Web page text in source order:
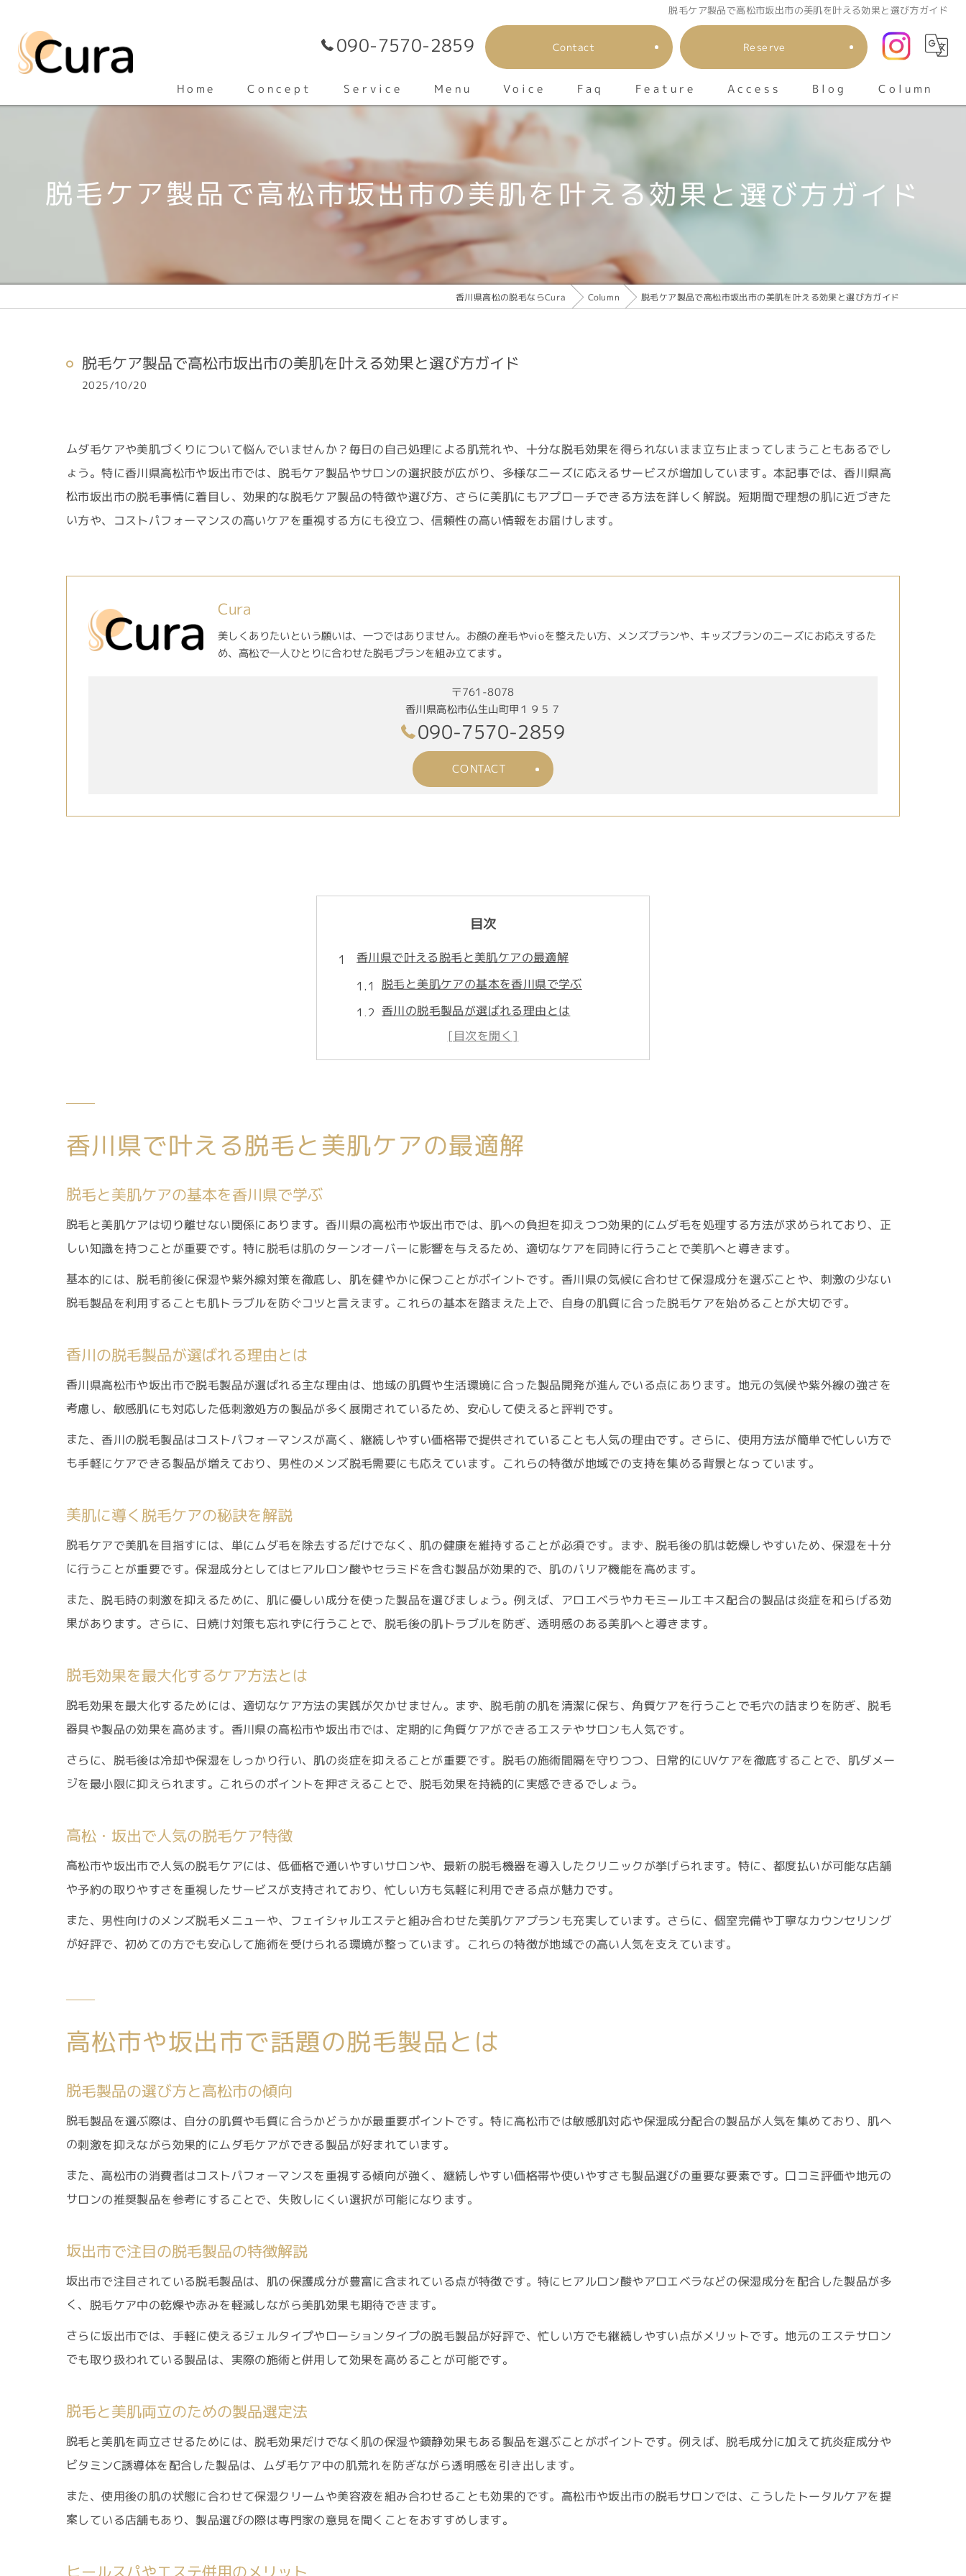
脱毛ケア製品で高松市坂出市の美肌を叶える効果と選び方ガイド
090-7570-2859 Contact Reserve
Home Concept Service Menu Voice Faq Feature
メンズ
エステ
Access Blog Column
脱毛ケア製品で高松市坂出市の美肌を叶える効果と選び方ガイド
香川県高松の脱毛ならCura Column 脱毛ケア製品で高松市坂出市の美肌を叶える効果と選び方ガイド
脱毛ケア製品で高松市坂出市の美肌を叶える効果と選び方ガイド
2025/10/20
ムダ毛ケアや美肌づくりについて悩んでいませんか？毎日の自己処理による肌荒れや、十分な脱毛効果を得られないまま立ち止まってしまうこともあるでし
ょう。特に香川県高松市や坂出市では、脱毛ケア製品やサロンの選択肢が広がり、多様なニーズに応えるサービスが増加しています。本記事では、香川県高
松市坂出市の脱毛事情に着目し、効果的な脱毛ケア製品の特徴や選び方、さらに美肌にもアプローチできる方法を詳しく解説。短期間で理想の肌に近づきた
い方や、コストパフォーマンスの高いケアを重視する方にも役立つ、信頼性の高い情報をお届けします。
Cura
美しくありたいという願いは、一つではありません。お顔の産毛やvioを整えたい方、メンズプランや、キッズプランのニーズにお応えするた
め、高松で一人ひとりに合わせた脱毛プランを組み立てます。
〒761-8078
香川県高松市仏生山町甲１９５７
090-7570-2859
CONTACT
目次
香川県で叶える脱毛と美肌ケアの最適解
脱毛と美肌ケアの基本を香川県で学ぶ
香川の脱毛製品が選ばれる理由とは
美肌に導く脱毛ケアの秘訣を解説
脱毛効果を最大化するケア方法とは
脱毛製品の選び方と高松市の傾向
ヒールスパやエステ併用のメリット
メンズ脱毛製品のおすすめポイント
美肌を目指すなら脱毛ケア製品の選び方が鍵
脱毛ケア製品は美肌への第一歩
坂出エステで得る美肌と脱毛の相乗効果
口コミ重視で選ぶ脱毛ケアのコツ
最新トレンドを取り入れた坂出の脱毛事情
坂出メンズ脱毛トレンドの今を紹介
坂出で話題の脱毛方法と選び方の工夫
脱毛と保湿ケアが注目される理由とは
脱毛ケアで理想の肌に近づく秘訣を公開
脱毛ケアで美肌を叶えるコツを伝授
脱毛ケアと日常のケア両立が大切
脱毛後の保湿が肌質改善の近道に
エステ感覚で楽しむ高松の脱毛体験ガイド
高松エステで感じる脱毛ケアの魅力
予約しやすい脱毛ケアの探し方とは
脱毛体験で得られる美肌効果の実感
香川県で叶える脱毛と美肌ケアの最適解
脱毛と美肌ケアの基本を香川県で学ぶ
脱毛と美肌ケアは切り離せない関係にあります。香川県の高松市や坂出市では、肌への負担を抑えつつ効果的にムダ毛を処理する方法が求められており、正
しい知識を持つことが重要です。特に脱毛は肌のターンオーバーに影響を与えるため、適切なケアを同時に行うことで美肌へと導きます。
基本的には、脱毛前後に保湿や紫外線対策を徹底し、肌を健やかに保つことがポイントです。香川県の気候に合わせて保湿成分を選ぶことや、刺激の少ない
脱毛製品を利用することも肌トラブルを防ぐコツと言えます。これらの基本を踏まえた上で、自身の肌質に合った脱毛ケアを始めることが大切です。
香川の脱毛製品が選ばれる理由とは
香川県高松市や坂出市で脱毛製品が選ばれる主な理由は、地域の肌質や生活環境に合った製品開発が進んでいる点にあります。地元の気候や紫外線の強さを
考慮し、敏感肌にも対応した低刺激処方の製品が多く展開されているため、安心して使えると評判です。
また、香川の脱毛製品はコストパフォーマンスが高く、継続しやすい価格帯で提供されていることも人気の理由です。さらに、使用方法が簡単で忙しい方で
も手軽にケアできる製品が増えており、男性のメンズ脱毛需要にも応えています。これらの特徴が地域での支持を集める背景となっています。
美肌に導く脱毛ケアの秘訣を解説
脱毛ケアで美肌を目指すには、単にムダ毛を除去するだけでなく、肌の健康を維持することが必須です。まず、脱毛後の肌は乾燥しやすいため、保湿を十分
に行うことが重要です。保湿成分としてはヒアルロン酸やセラミドを含む製品が効果的で、肌のバリア機能を高めます。
また、脱毛時の刺激を抑えるために、肌に優しい成分を使った製品を選びましょう。例えば、アロエベラやカモミールエキス配合の製品は炎症を和らげる効
果があります。さらに、日焼け対策も忘れずに行うことで、脱毛後の肌トラブルを防ぎ、透明感のある美肌へと導きます。
脱毛効果を最大化するケア方法とは
脱毛効果を最大化するためには、適切なケア方法の実践が欠かせません。まず、脱毛前の肌を清潔に保ち、角質ケアを行うことで毛穴の詰まりを防ぎ、脱毛
器具や製品の効果を高めます。香川県の高松市や坂出市では、定期的に角質ケアができるエステやサロンも人気です。
さらに、脱毛後は冷却や保湿をしっかり行い、肌の炎症を抑えることが重要です。脱毛の施術間隔を守りつつ、日常的にUVケアを徹底することで、肌ダメー
ジを最小限に抑えられます。これらのポイントを押さえることで、脱毛効果を持続的に実感できるでしょう。
高松・坂出で人気の脱毛ケア特徴
高松市や坂出市で人気の脱毛ケアには、低価格で通いやすいサロンや、最新の脱毛機器を導入したクリニックが挙げられます。特に、都度払いが可能な店舗
や予約の取りやすさを重視したサービスが支持されており、忙しい方も気軽に利用できる点が魅力です。
また、男性向けのメンズ脱毛メニューや、フェイシャルエステと組み合わせた美肌ケアプランも充実しています。さらに、個室完備や丁寧なカウンセリング
が好評で、初めての方でも安心して施術を受けられる環境が整っています。これらの特徴が地域での高い人気を支えています。
高松市や坂出市で話題の脱毛製品とは
脱毛製品の選び方と高松市の傾向
脱毛製品を選ぶ際は、自分の肌質や毛質に合うかどうかが最重要ポイントです。特に高松市では敏感肌対応や保湿成分配合の製品が人気を集めており、肌へ
の刺激を抑えながら効果的にムダ毛ケアができる製品が好まれています。
また、高松市の消費者はコストパフォーマンスを重視する傾向が強く、継続しやすい価格帯や使いやすさも製品選びの重要な要素です。口コミ評価や地元の
サロンの推奨製品を参考にすることで、失敗しにくい選択が可能になります。
坂出市で注目の脱毛製品の特徴解説
坂出市で注目されている脱毛製品は、肌の保護成分が豊富に含まれている点が特徴です。特にヒアルロン酸やアロエベラなどの保湿成分を配合した製品が多
く、脱毛ケア中の乾燥や赤みを軽減しながら美肌効果も期待できます。
さらに坂出市では、手軽に使えるジェルタイプやローションタイプの脱毛製品が好評で、忙しい方でも継続しやすい点がメリットです。地元のエステサロン
でも取り扱われている製品は、実際の施術と併用して効果を高めることが可能です。
脱毛と美肌両立のための製品選定法
脱毛と美肌を両立させるためには、脱毛効果だけでなく肌の保湿や鎮静効果もある製品を選ぶことがポイントです。例えば、脱毛成分に加えて抗炎症成分や
ビタミンC誘導体を配合した製品は、ムダ毛ケア中の肌荒れを防ぎながら透明感を引き出します。
また、使用後の肌の状態に合わせて保湿クリームや美容液を組み合わせることも効果的です。高松市や坂出市の脱毛サロンでは、こうしたトータルケアを提
案している店舗もあり、製品選びの際は専門家の意見を聞くことをおすすめします。
ヒールスパやエステ併用のメリット